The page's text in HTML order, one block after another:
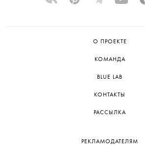
О ПРОЕКТЕ
КОМАНДА
BLUE LAB
КОНТАКТЫ
РАССЫЛКА
РЕКЛАМОДАТЕЛЯМ